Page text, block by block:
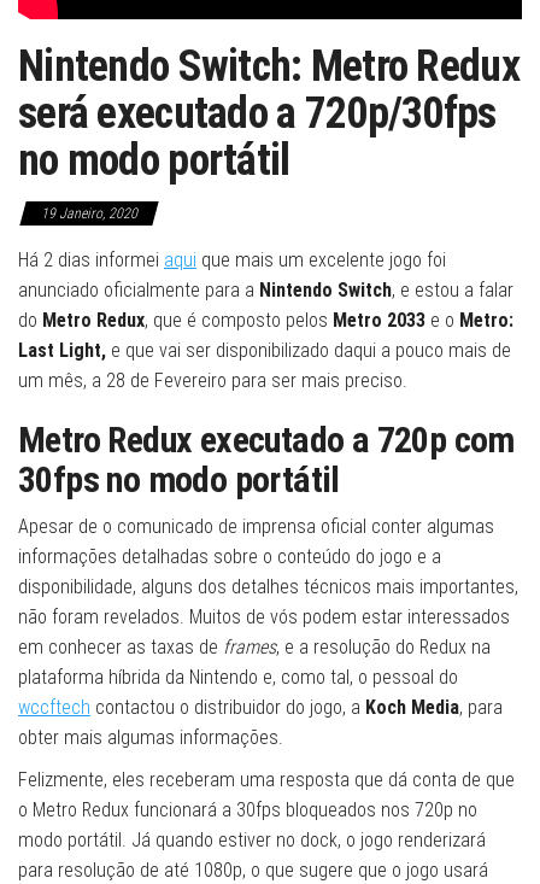
Nintendo Switch: Metro Redux
será executado a 720p/30fps
no modo portátil
19 Janeiro, 2020
Há 2 dias informei aqui que mais um excelente jogo foi
anunciado oficialmente para a Nintendo Switch, e estou a falar
do Metro Redux, que é composto pelos Metro 2033 e o Metro:
Last Light, e que vai ser disponibilizado daqui a pouco mais de
um mês, a 28 de Fevereiro para ser mais preciso.
Metro Redux executado a 720p com
30fps no modo portátil
Apesar de o comunicado de imprensa oficial conter algumas
informações detalhadas sobre o conteúdo do jogo e a
disponibilidade, alguns dos detalhes técnicos mais importantes,
não foram revelados. Muitos de vós podem estar interessados ​
em conhecer as taxas de frames, e a resolução do Redux na
plataforma híbrida da Nintendo e, como tal, o pessoal do
wccftech contactou o distribuidor do jogo, a Koch Media, para
obter mais algumas informações.
Felizmente, eles receberam uma resposta que dá conta de que
o Metro Redux funcionará a 30fps bloqueados nos 720p no
modo portátil. Já quando estiver no dock, o jogo renderizará
para resolução de até 1080p, o que sugere que o jogo usará